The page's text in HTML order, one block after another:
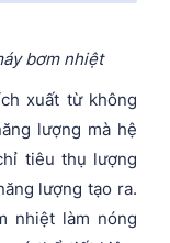
bơm nhiệt
xuất từ không
lượng mà hệ
tiêu thụ lượng
lượng tạo ra.
nhiệt làm nóng